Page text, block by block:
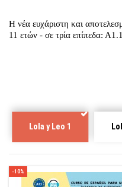
Η νέα ευχάριστη και
11 ετών - σε τρία επίπεδα:
Lola y Leo 1
-10%